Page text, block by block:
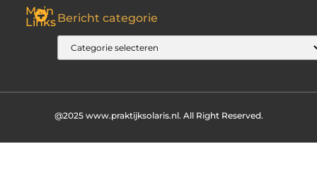
Main
LinksBericht categorie
@2025 www.praktijksolaris.nl. All Right Reserved.